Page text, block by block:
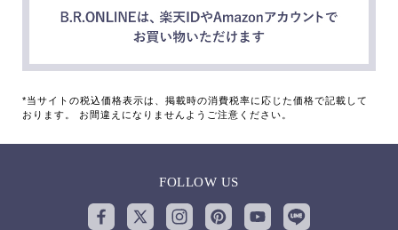
*当サイトの税込価格表示は、掲載時の消費税率に応じた価格で記載して
おります。 お間違えになりませんようご注意ください。
FOLLOW US